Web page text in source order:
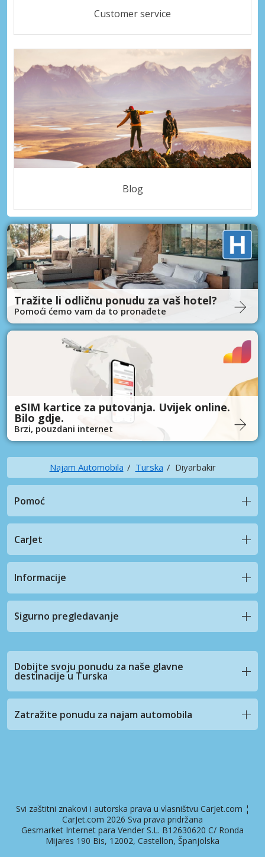
Customer service
Blog
Tražite li odličnu ponudu za vaš hotel?
Pomoći ćemo vam da to pronađete
eSIM kartice za putovanja. Uvijek online.
Bilo gdje.
Brzi, pouzdani internet
Najam Automobila Turska Diyarbakir
Pomoć
CarJet
Informacije
Sigurno pregledavanje
Dobijte svoju ponudu za naše glavne
destinacije u Turska
Zatražite ponudu za najam automobila
Svi zaštitni znakovi i autorska prava u vlasništvu CarJet.com ¦
CarJet.com 2026 Sva prava pridržana
Gesmarket Internet para Vender S.L. B12630620 C/ Ronda
Mijares 190 Bis, 12002, Castellon, Španjolska